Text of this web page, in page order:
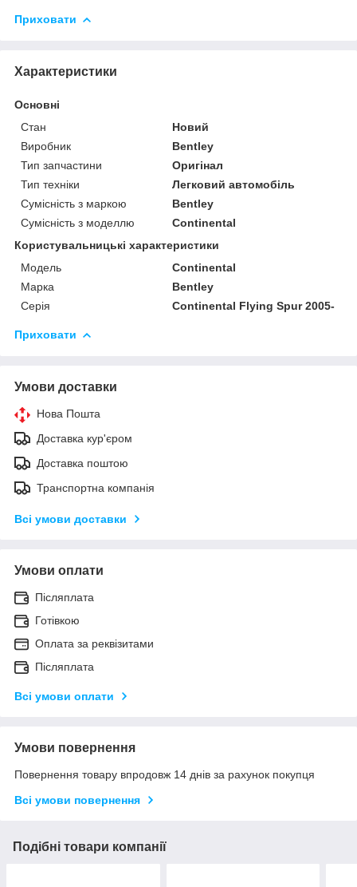
Приховати
Характеристики
Основні
Стан
Новий
Виробник
Bentley
Тип запчастини
Оригінал
Тип техніки
Легковий автомобіль
Сумісність з маркою
Bentley
Сумісність з моделлю
Continental
Користувальницькі характеристики
Модель
Continental
Марка
Bentley
Серія
Continental Flying Spur 2005-
Приховати
Умови доставки
Нова Пошта
Доставка кур'єром
Доставка поштою
Транспортна компанія
Всі умови доставки
Умови оплати
Післяплата
Готівкою
Оплата за реквізитами
Післяплата
Всі умови оплати
Умови повернення
Повернення товару впродовж 14 днів за рахунок покупця
Всі умови повернення
Подібні товари компанії